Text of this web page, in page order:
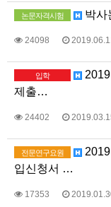
논문자격시험 박사
24098
입학
제출…
24402
전문연구요원
입신청서 …
17353